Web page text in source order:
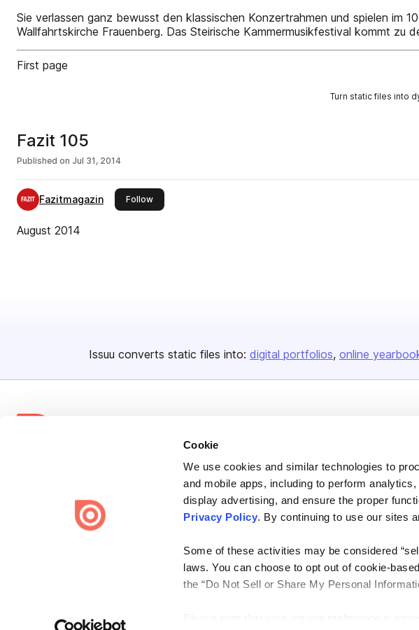
Cookie
We use cookies and similar technologies to
and mobile apps, including to perform
display advertising, and ensure the proper
Privacy Policy. By continuing to use our sites
Some of these activities may be considered
laws. You can choose to opt out of cookie-
the “Do Not Sell or Share My Personal
Sie verlassen ganz bewusst den klassischen Konzertrahmen und spielen im
Wallfahrtskirche Frauenberg. Das Steirische Kammermusikfestival kommt zu
First page
Turn static files into
Fazit 105
Published on Jul 31, 2014
Fazitmagazin Followthis publisher
August 2014
Issuu converts static files into: digital portfolios online
share everywhere.
Issuu turns PDFs and other files into interactive flipbooks and
engaging content for every channel.
Privacy Law Enforcement